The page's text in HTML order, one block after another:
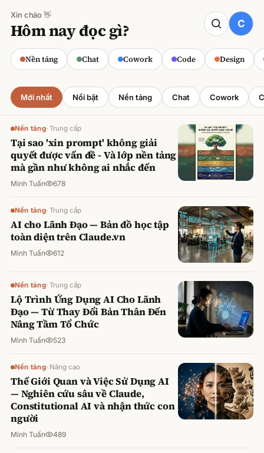
Xin chào 👋
Hôm nay đọc gì?
Nền tảng Chat Cowork Code Design
CODE
Claude cho Sales: Dự báo doanh số
chính xác
Minh Tuấn ·800 lượt xem
Mới nhất Nổi bật Nền tảng Chat Cowork
Nền tảng· Trung cấp
Tại sao 'xin prompt' không giải
quyết được vấn đề - Và lớp nền tảng
mà gần như không ai nhắc đến
Minh Tuấn 678
Nền tảng· Trung cấp
AI cho Lãnh Đạo — Bản đồ học tập
toàn diện trên Claude.vn
Minh Tuấn 612
Nền tảng· Trung cấp
Lộ Trình Ứng Dụng AI Cho Lãnh
Đạo — Từ Thay Đổi Bản Thân Đến
Nâng Tầm Tổ Chức
Minh Tuấn 523
Nền tảng· Nâng cao
Thế Giới Quan và Việc Sử Dụng AI
— Nghiên cứu sâu về Claude,
Constitutional AI và nhận thức con
người
Minh Tuấn 489